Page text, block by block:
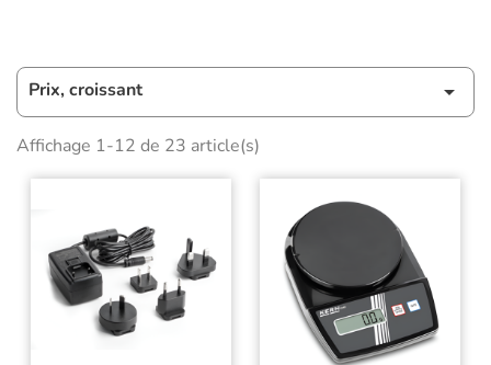
Prix, croissant 
Affichage 1-12 de 23 article(s)